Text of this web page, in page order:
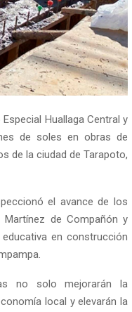
Huallaga Central y
de soles en obras de
de la ciudad de Tarapoto,
el avance de los
de Compañón y
en construcción
no solo mejorarán la
local y elevarán la